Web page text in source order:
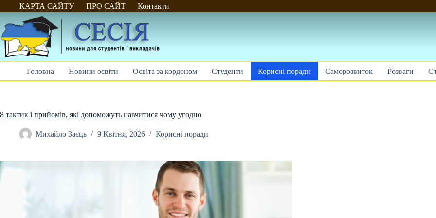
Перейти
до
КАРТА САЙТУ ПРО САЙТ Контакти
Головна Новини освіти Освіта за кордоном Студенти Корисні поради Саморозвиток Розваги
8 тактик і прийомів, які допоможуть навчитися чому угодно
Михайло Заєць 9 Квітня, 2026 Корисні поради